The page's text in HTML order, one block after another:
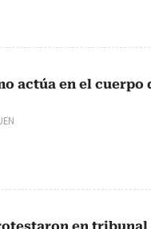
actúa en el cuerpo